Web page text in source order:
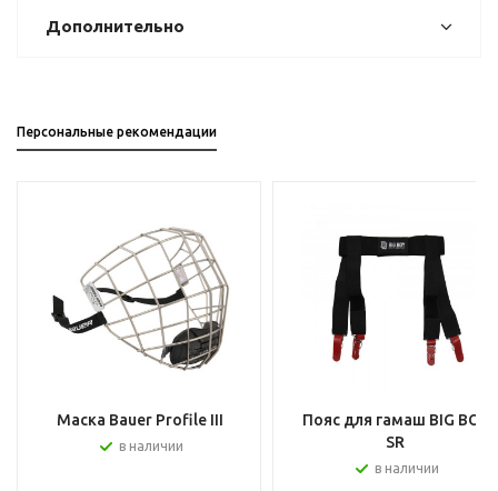
Дополнительно
Персональные рекомендации
Маска Bauer Profile III
в наличии
Пояс для гамаш BIG BOY
SR
в наличии